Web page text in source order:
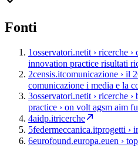
Fonti
1osservatori.netit › ricerche ›
innovation practice risultati
2censis.itcomunicazione › il
comunicazione i media e la
3osservatori.netit › ricerche ›
practice › on volt agsm aim
4aidp.itricerche
5federmeccanica.itprogetti ›
6eurofound.europa.euen ›